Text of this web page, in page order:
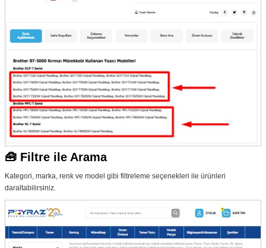
🧰 Filtre ile Arama
Kategori, marka, renk ve model gibi filtreleme seçenekleri ile ürünleri
daraltabilirsiniz.